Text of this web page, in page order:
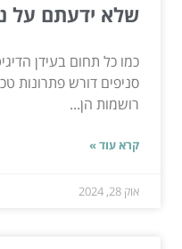
שלא ידעתם על
כמו כל תחום בעידן
סניפים דורש פתרונות
רושמות הן...
קרא עוד »
אוק 28, 2024